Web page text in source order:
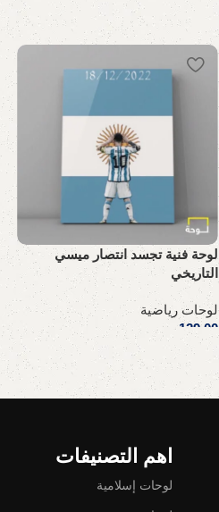
لوحة فنية تجسد انتصار ميسي
التاريخي
لوحات رياضية
129,00
ر.س
إضافة إلى السلة
اهم التصنيفات
لوحات إسلامية